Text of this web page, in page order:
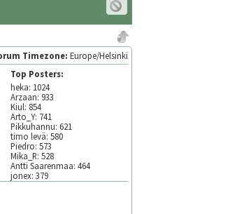
Timezone: Europe/Helsinki
Top Posters:
heka: 1024
Arzaan: 933
Kiul: 854
Arto_Y: 741
Pikkuhannu: 621
timo levä: 580
Piedro: 573
Mika_R: 528
Antti Saarenmaa: 464
jonex: 379